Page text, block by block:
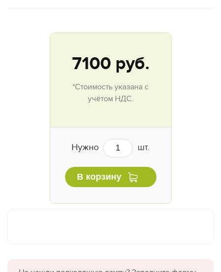
7100 руб.
*Стоимость указана с
учётом НДС.
Нужно шт.
В корзину